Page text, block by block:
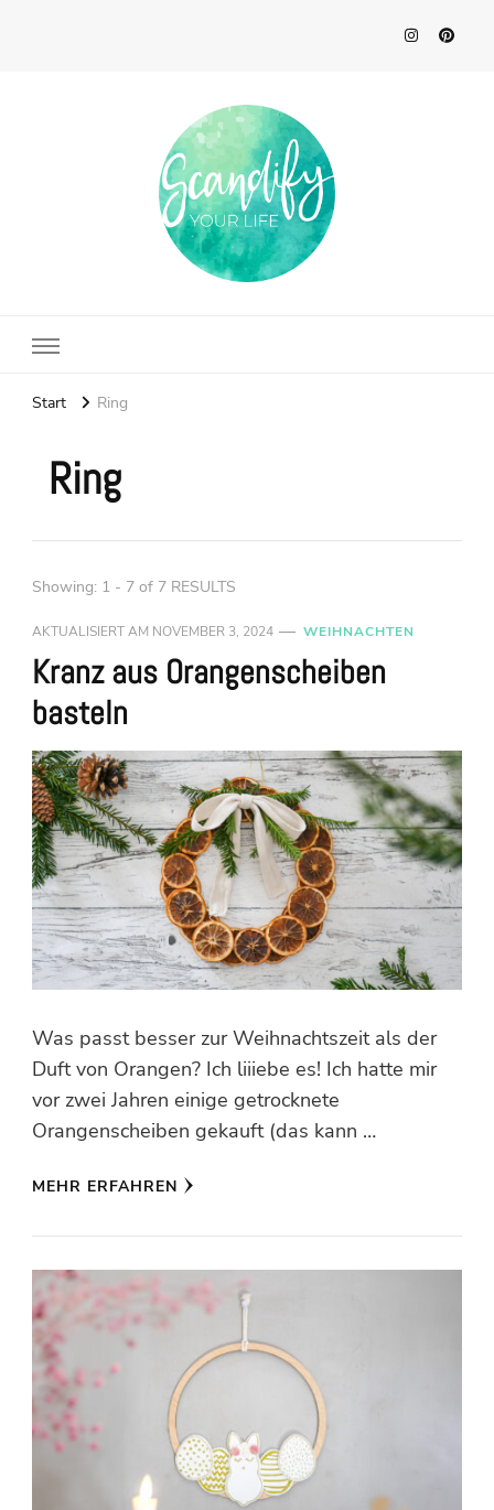
Start Ring
Ring
Showing: 1 - 7 of 7 RESULTS
AKTUALISIERT AM NOVEMBER 3, 2024 WEIHNACHTEN
Kranz aus Orangenscheiben
basteln
Was passt besser zur Weihnachtszeit als der
Duft von Orangen? Ich liiiebe es! Ich hatte mir
vor zwei Jahren einige getrocknete
Orangenscheiben gekauft (das kann …
MEHR ERFAHREN